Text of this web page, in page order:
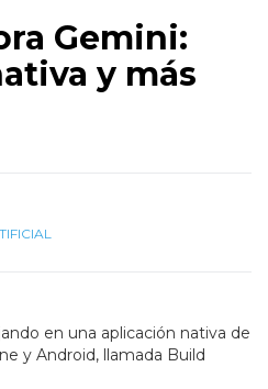
Gemini:
y más
en una aplicación nativa de
y Android, llamada Build